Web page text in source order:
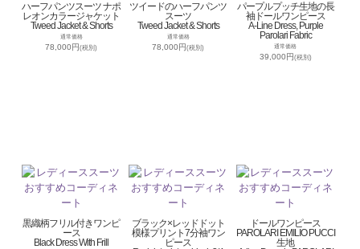
ハーフパンツスーツ ナポ
レオンカラージャケット
Tweed Jacket & Shorts
通常価格
78,000円(税別)
ツイードのハーフパンツ
スーツ
Tweed Jacket & Shorts
通常価格
78,000円(税別)
パープルプッチ生地の長
袖ドールワンピース
A-Line Dress, Purple
Parolari Fabric
通常価格
39,000円(税別)
黒織柄フリル付きワンピ
ース
Black Dress With Frill
ブラック×レッドドット
模様プリント7分袖ワン
ピース
ドールワンピース
PAROLARI EMILIO PUCCI
生地